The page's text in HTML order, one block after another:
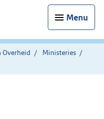
Menu
Overheid
Ministeries